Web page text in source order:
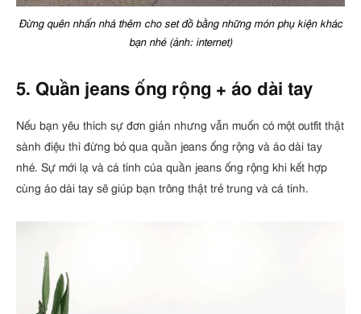
Đừng quên nhấn nhá thêm cho set đồ bằng những món phụ kiện khác
bạn nhé (ảnh: internet)
5. Quần jeans ống rộng + áo dài tay
Nếu bạn yêu thích sự đơn giản nhưng vẫn muốn có một outfit thật
sành điệu thì đừng bỏ qua quần jeans ống rộng và áo dài tay
nhé. Sự mới lạ và cá tính của quần jeans ống rộng khi kết hợp
cùng áo dài tay sẽ giúp bạn trông thật trẻ trung và cá tính.